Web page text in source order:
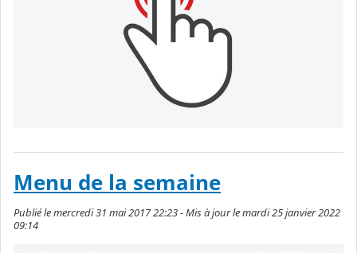
Menu de la semaine
Publié le mercredi 31 mai 2017 22:23 - Mis à jour le mardi 25 janvier 2022
09:14